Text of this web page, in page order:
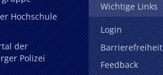
Hochschule
der
Polizei
Wichtige Links
Login
Barrierefreiheit
Feedback